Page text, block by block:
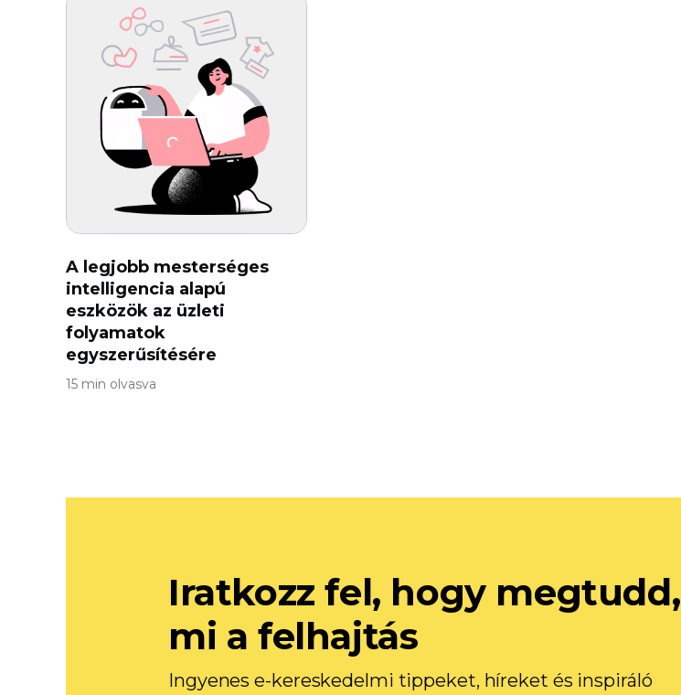
A legjobb mesterséges
intelligencia alapú
eszközök az üzleti
folyamatok
egyszerűsítésére
15 min olvasva
Iratkozz fel, hogy megtudd,
mi a felhajtás
Ingyenes e-kereskedelmi tippeket, híreket és inspiráló